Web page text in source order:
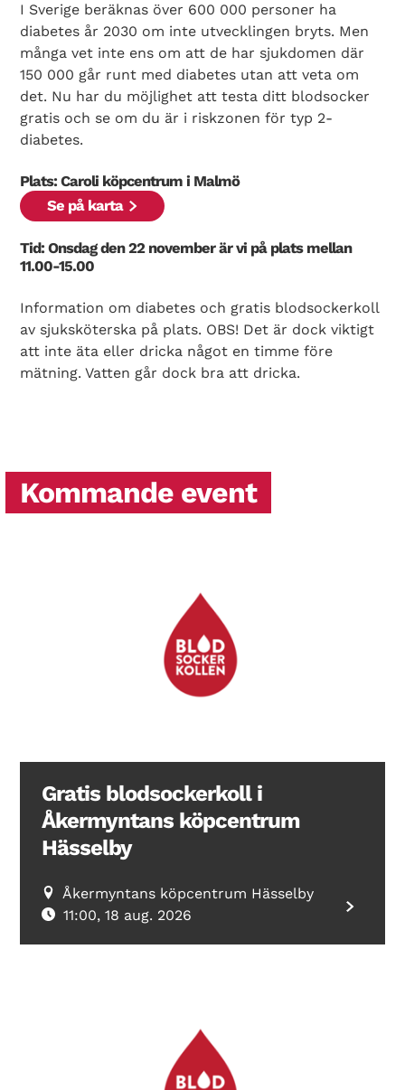
Search Diabetes Wellness Sverige
I Sverige beräknas över 600 000 personer ha
diabetes år 2030 om inte utvecklingen bryts. Men
många vet inte ens om att de har sjukdomen där
150 000 går runt med diabetes utan att veta om
det. Nu har du möjlighet att testa ditt blodsocker
gratis och se om du är i riskzonen för typ 2-
diabetes.
Plats: Caroli köpcentrum i Malmö
Se på karta
Tid: Onsdag den 22 november är vi på plats mellan
11.00-15.00
Information om diabetes och gratis blodsockerkoll
av sjuksköterska på plats. OBS! Det är dock viktigt
att inte äta eller dricka något en timme före
mätning. Vatten går dock bra att dricka.
Kommande event
Gratis blodsockerkoll i
Åkermyntans köpcentrum
Hässelby
Åkermyntans köpcentrum Hässelby
11:00, 18 aug. 2026